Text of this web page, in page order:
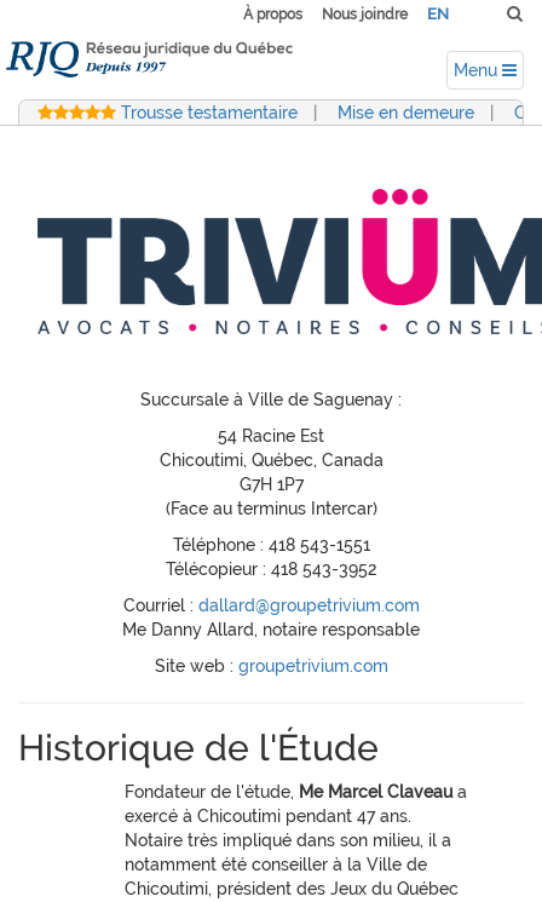
À propos Nous joindre EN
Menu
Trousse testamentaire Mise en demeure
Succursale à Ville de Saguenay :
54 Racine Est
Chicoutimi, Québec, Canada
G7H 1P7
(Face au terminus Intercar)
Téléphone : 418 543-1551
Télécopieur : 418 543-3952
Courriel : dallard@groupetrivium.com
Me Danny Allard, notaire responsable
Site web : groupetrivium.com
Historique de l'Étude
Fondateur de l'étude, Me Marcel Claveaua
exercé à Chicoutimi pendant 47 ans.
Notaire très impliqué dans son milieu, il a
notamment été conseiller à la Ville de
Chicoutimi, président des Jeux du Québec